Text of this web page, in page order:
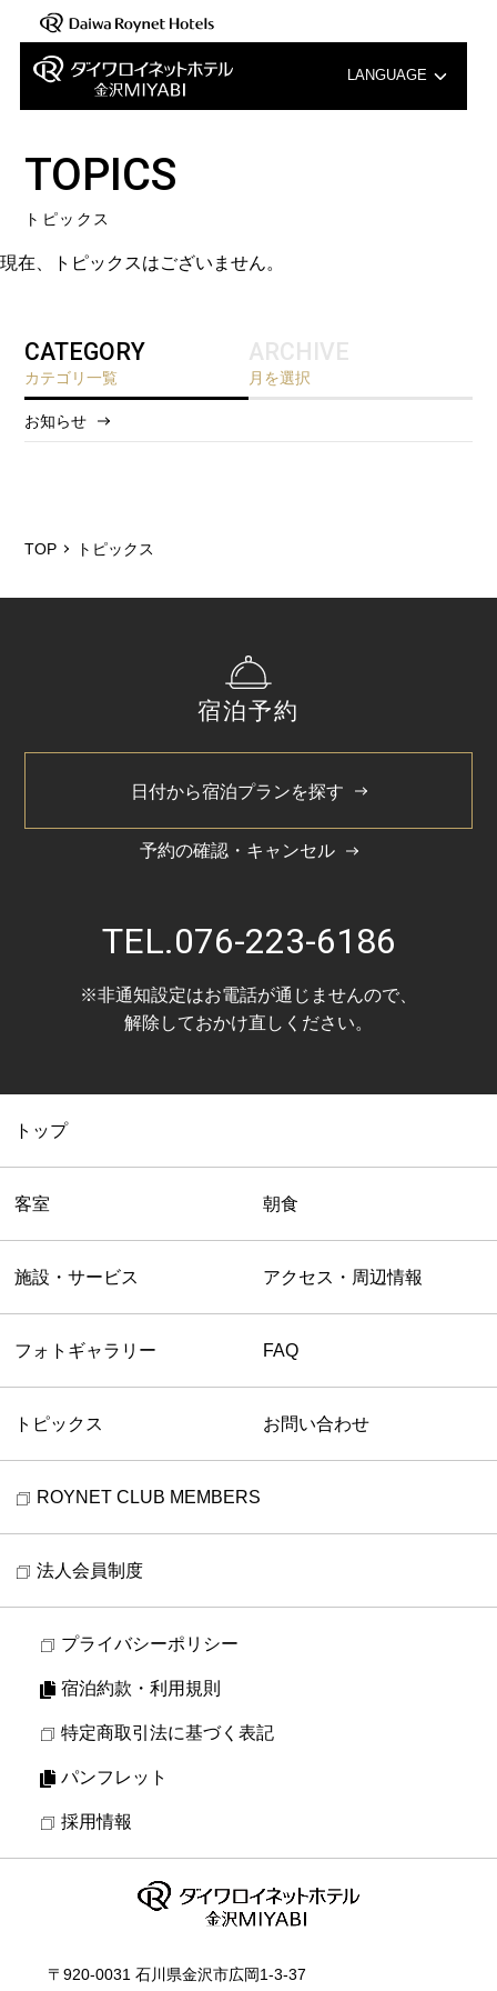
LANGUAGE
TOPICS
トピックス
現在、トピックスはございません。
CATEGORY
カテゴリ一覧
お知らせ
ARCHIVE
月を選択
2025/12
TOP トピックス
宿泊予約
日付から宿泊プランを探す
予約の確認・キャンセル
TEL.076-223-6186
※非通知設定はお電話が通じませんので、
解除しておかけ直しください。
トップ
客室 朝食
施設・サービス アクセス・周辺情報
フォトギャラリー FAQ
トピックス お問い合わせ
ROYNET CLUB MEMBERS
法人会員制度
プライバシーポリシー
宿泊約款・利用規則
特定商取引法に基づく表記
パンフレット
採用情報
〒920-0031 石川県金沢市広岡1-3-37